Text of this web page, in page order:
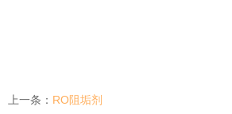
上一条： RO阻垢剂